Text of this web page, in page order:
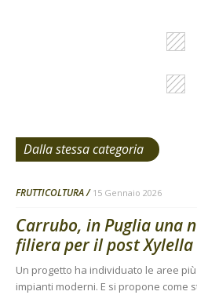
Dalla stessa categoria
FRUTTICOLTURA 15 Gennaio 2026
Carrubo, in Puglia una
filiera per il post Xylella
Un progetto ha individuato le aree
impianti moderni. E si propone come